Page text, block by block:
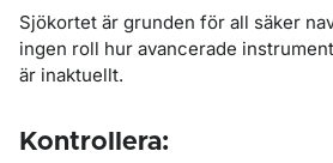
Sjökortet är grunden för all säker
ingen roll hur avancerade
är inaktuellt.
Kontrollera: